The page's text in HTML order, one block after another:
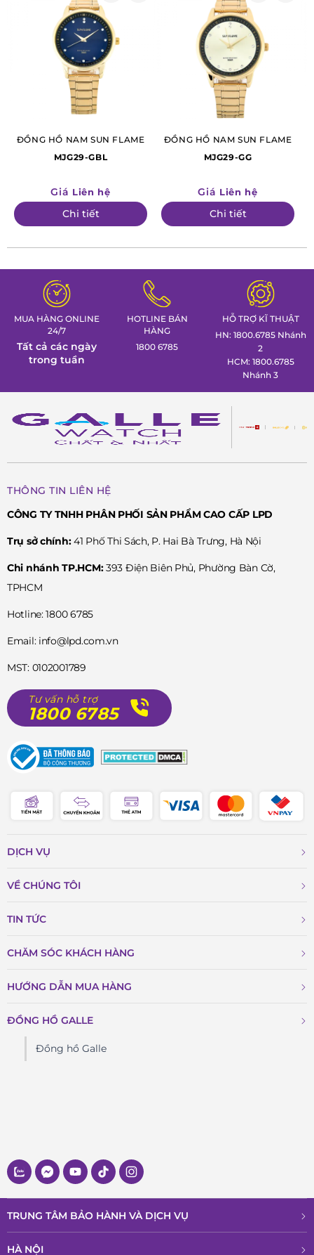
ĐỒNG HỒ NAM SUN FLAME
MJG29-GBL
Giá Liên hệ
Chi tiết
ĐỒNG HỒ NAM SUN FLAME
MJG29-GG
Giá Liên hệ
Chi tiết
MUA HÀNG ONLINE
24/7
Tất cả các ngày
trong tuần
HOTLINE BÁN
HÀNG
1800 6785
HỖ TRỢ KĨ THUẬT
HN: 1800.6785 Nhánh
2
HCM: 1800.6785
Nhánh 3
THÔNG TIN LIÊN HỆ
CÔNG TY TNHH PHÂN PHỐI SẢN PHẨM CAO CẤP LPD
Trụ sở chính:41 Phố Thi Sách, P. Hai Bà Trưng, Hà Nội
Chi nhánh TP.HCM:393 Điện Biên Phủ, Phường Bàn Cờ,
TPHCM
Hotline: 1800 6785
Email: info@lpd.com.vn
MST: 0102001789
Tư vấn hỗ trợ
1800 6785
DỊCH VỤ
VỀ CHÚNG TÔI
TIN TỨC
CHĂM SÓC KHÁCH HÀNG
HƯỚNG DẪN MUA HÀNG
ĐỒNG HỒ GALLE
Đồng hồ Galle
TRUNG TÂM BẢO HÀNH VÀ DỊCH VỤ
HÀ NỘI